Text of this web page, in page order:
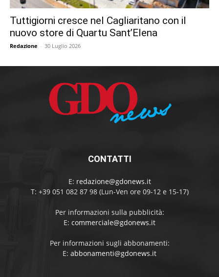
Tuttigiorni cresce nel Cagliaritano con il
nuovo store di Quartu Sant’Elena
Redazione - 30 Luglio 2026
CONTATTI
E: redazione@gdonews.it
T: +39 051 082 87 98 (Lun-Ven ore 09-12 e 15-17)
Per informazioni sulla pubblicità:
E: commerciale@gdonews.it
Per informazioni sugli abbonamenti:
E: abbonamenti@gdonews.it